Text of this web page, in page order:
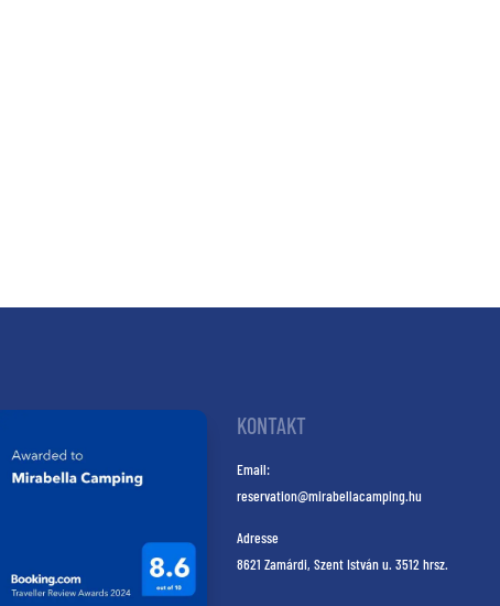
KONTAKT
Email:
reservation@mirabellacamping.hu
Adresse
8621 Zamárdi, Szent István u. 3512 hrsz.